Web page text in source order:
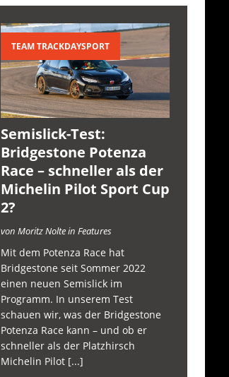
TEAM TRACKDAYSPORT
Semislick-Test:
Bridgestone Potenza
Race – schneller als der
Michelin Pilot Sport Cup
2?
von Moritz Nolte in Features
Mit dem Potenza Race hat
Bridgestone seit Sommer 2022
einen neuen Semislick im
Programm. In unserem Test
schauen wir, was der Bridgestone
Potenza Race kann – und ob er
schneller als der Platzhirsch
Michelin Pilot [...]